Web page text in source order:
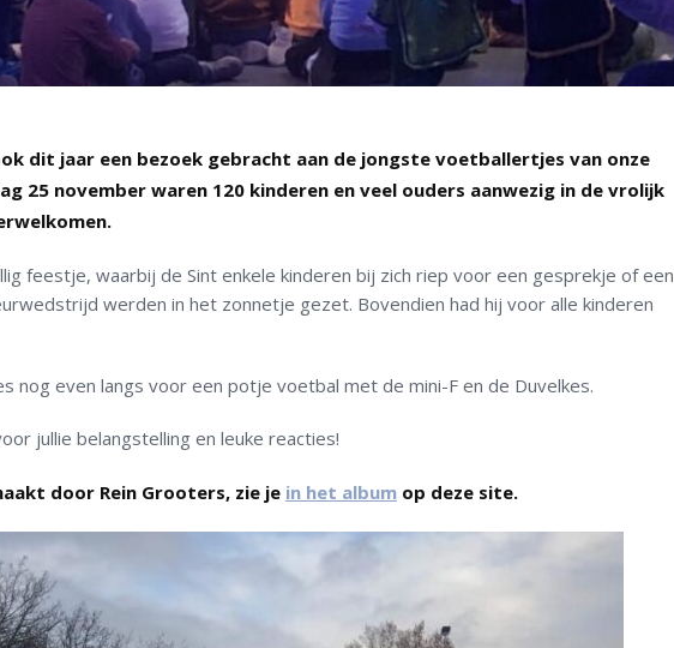
dit jaar een bezoek gebracht aan de jongste voetballertjes van onze
25 november waren 120 kinderen en veel ouders aanwezig in de vrolijk
feestje, waarbij de Sint enkele kinderen bij zich riep voor een gesprekje of een
werden in het zonnetje gezet. Bovendien had hij voor alle kinderen
nog even langs voor een potje voetbal met de mini-F en de Duvelkes.
jullie belangstelling en leuke reacties!
door Rein Grooters, zie je in het album op deze site.